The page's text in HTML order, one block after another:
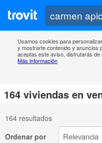
Usamos cookies para
y mostrarte contenido y anuncios
aceptas este aviso, disfrutarás de
Más información
164 viviendas en
164 resultados
Ordenar por